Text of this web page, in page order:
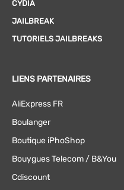
CYDIA
JAILBREAK
TUTORIELS JAILBREAKS
LIENS PARTENAIRES
AliExpress FR
Boulanger
Boutique iPhoShop
Bouygues Telecom / B&You
Cdiscount